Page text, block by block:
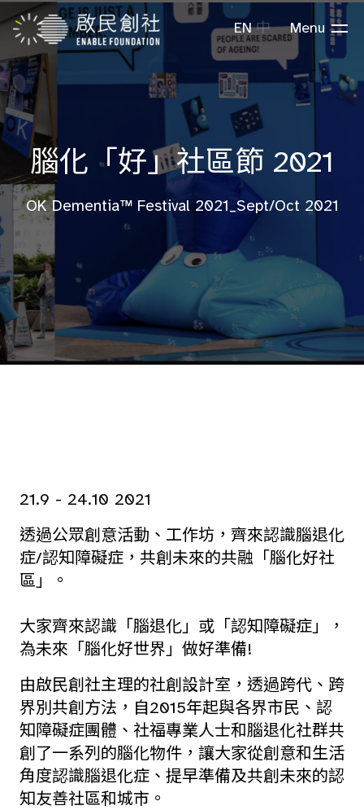
EN 中 Menu
腦化「好」社區節 2021
OK Dementia™ Festival 2021_Sept/Oct 2021
21.9 - 24.10 2021
透過公眾創意活動、工作坊，齊來認識腦退化
症/認知障礙症，共創未來的共融「腦化好社
區」。
大家齊來認識「腦退化」或「認知障礙症」，
為未來「腦化好世界」做好準備!
由啟民創社主理的社創設計室，透過跨代、跨
界別共創方法，自2015年起與各界市民、認
知障礙症團體、社福專業人士和腦退化社群共
創了一系列的腦化物件，讓大家從創意和生活
角度認識腦退化症、提早準備及共創未來的認
知友善社區和城市。